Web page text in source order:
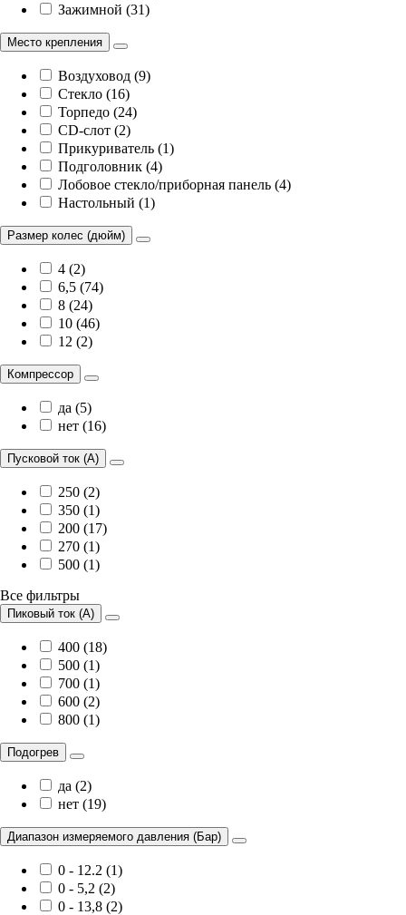
Зажимной (31)
Место крепления
Воздуховод (9)
Стекло (16)
Торпедо (24)
CD-слот (2)
Прикуриватель (1)
Подголовник (4)
Лобовое стекло/приборная панель (4)
Настольный (1)
Размер колес (дюйм)
4 (2)
6,5 (74)
8 (24)
10 (46)
12 (2)
Компрессор
да (5)
нет (16)
Пусковой ток (А)
250 (2)
350 (1)
200 (17)
270 (1)
500 (1)
Все фильтры
Пиковый ток (А)
400 (18)
500 (1)
700 (1)
600 (2)
800 (1)
Подогрев
да (2)
нет (19)
Диапазон измеряемого давления (Бар)
0 - 12.2 (1)
0 - 5,2 (2)
0 - 13,8 (2)